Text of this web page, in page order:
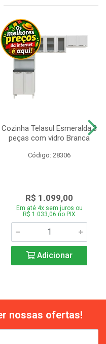
Cozinha Telasul Esmeralda.3
peças com vidro Branca
Código: 28306
R$ 1.099,00
Em até 4x sem juros ou
R$ 1.033,06 no PIX
Adicionar
nossas ofertas!